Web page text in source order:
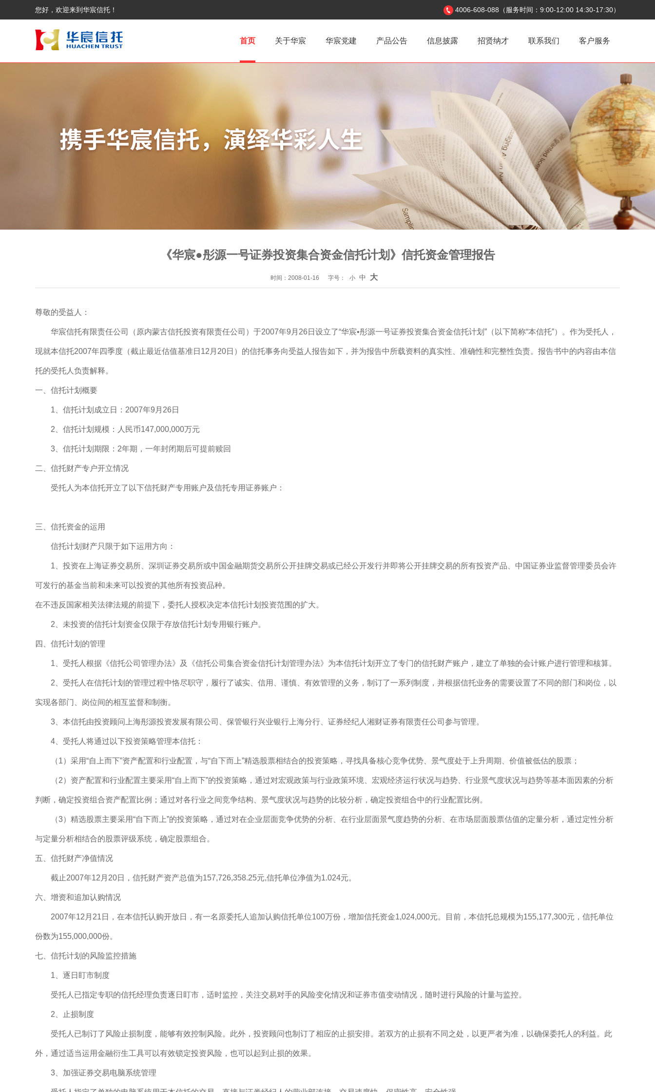
您好，欢迎来到华宸信托！ 4006-608-088（服务时间：9:00-12:00 14:30-17:30）
首页 关于华宸 华宸党建 产品公告 信息披露 招贤纳才 联系我们 客户服务
《华宸●彤源一号证券投资集合资金信托计划》信托资金管理报告
时间：2008-01-16 字号： 小 中 大
尊敬的受益人：
华宸信托有限责任公司（原内蒙古信托投资有限责任公司）于2007年9月26日设立了“华宸•彤源一号证券投资集合资金信托计划”（以下简称“本信托”）。作为受托人，
现就本信托2007年四季度（截止最近估值基准日12月20日）的信托事务向受益人报告如下，并为报告中所载资料的真实性、准确性和完整性负责。报告书中的内容由本信
托的受托人负责解释。
一、信托计划概要
1、信托计划成立日：2007年9月26日
2、信托计划规模：人民币147,000,000万元
3、信托计划期限：2年期，一年封闭期后可提前赎回
二、信托财产专户开立情况
受托人为本信托开立了以下信托财产专用账户及信托专用证券账户：
三、信托资金的运用
信托计划财产只限于如下运用方向：
1、投资在上海证券交易所、深圳证券交易所或中国金融期货交易所公开挂牌交易或已经公开发行并即将公开挂牌交易的所有投资产品、中国证券业监督管理委员会许
可发行的基金当前和未来可以投资的其他所有投资品种。
在不违反国家相关法律法规的前提下，委托人授权决定本信托计划投资范围的扩大。
2、未投资的信托计划资金仅限于存放信托计划专用银行账户。
四、信托计划的管理
1、受托人根据《信托公司管理办法》及《信托公司集合资金信托计划管理办法》为本信托计划开立了专门的信托财产账户，建立了单独的会计账户进行管理和核算。
2、受托人在信托计划的管理过程中恪尽职守，履行了诚实、信用、谨慎、有效管理的义务，制订了一系列制度，并根据信托业务的需要设置了不同的部门和岗位，以
实现各部门、岗位间的相互监督和制衡。
3、本信托由投资顾问上海彤源投资发展有限公司、保管银行兴业银行上海分行、证券经纪人湘财证券有限责任公司参与管理。
4、受托人将通过以下投资策略管理本信托：
（1）采用“自上而下”资产配置和行业配置，与“自下而上”精选股票相结合的投资策略，寻找具备核心竞争优势、景气度处于上升周期、价值被低估的股票；
（2）资产配置和行业配置主要采用“自上而下”的投资策略，通过对宏观政策与行业政策环境、宏观经济运行状况与趋势、行业景气度状况与趋势等基本面因素的分析
判断，确定投资组合资产配置比例；通过对各行业之间竞争结构、景气度状况与趋势的比较分析，确定投资组合中的行业配置比例。
（3）精选股票主要采用“自下而上”的投资策略，通过对在企业层面竞争优势的分析、在行业层面景气度趋势的分析、在市场层面股票估值的定量分析，通过定性分析
与定量分析相结合的股票评级系统，确定股票组合。
五、信托财产净值情况
截止2007年12月20日，信托财产资产总值为157,726,358.25元,信托单位净值为1.024元。
六、增资和追加认购情况
2007年12月21日，在本信托认购开放日，有一名原委托人追加认购信托单位100万份，增加信托资金1,024,000元。目前，本信托总规模为155,177,300元，信托单位
份数为155,000,000份。
七、信托计划的风险监控措施
1、逐日盯市制度
受托人已指定专职的信托经理负责逐日盯市，适时监控，关注交易对手的风险变化情况和证券市值变动情况，随时进行风险的计量与监控。
2、止损制度
受托人已制订了风险止损制度，能够有效控制风险。此外，投资顾问也制订了相应的止损安排。若双方的止损有不同之处，以更严者为准，以确保委托人的利益。此
外，通过适当运用金融衍生工具可以有效锁定投资风险，也可以起到止损的效果。
3、加强证券交易电脑系统管理